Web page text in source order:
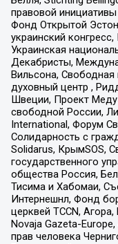
правовой
Фонд Открытой
украинский
Украинская
Декабристы,
Вильсона, Свободная
духовный центр ,
Швеции, Проект
свободной России,
International, Форум
Солидарность с
Solidarus, КрымSOS,
государственного
общества Россия,
Тисима и Хабомаи,
Интернешнл, Фонд
церквей TCCN,
Novaja Gazeta-
прав человека